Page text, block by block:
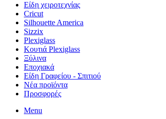
Είδη χειροτεχνίας
Cricut
Silhouette America
Sizzix
Plexiglass
Κουτιά Plexiglass
Ξύλινα
Εποχιακά
Είδη Γραφείου - Σπιτιού
Νέα προϊόντα
Προσφορές
Menu